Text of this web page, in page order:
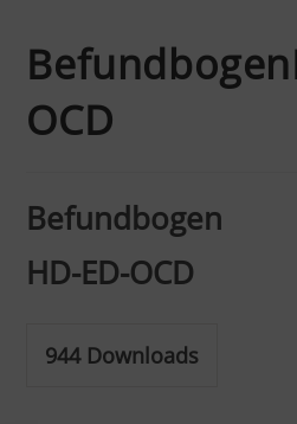
OCD
Befundbogen
HD-ED-OCD
944Downloads